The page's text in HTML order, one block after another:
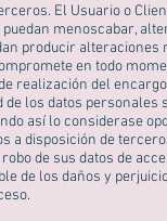
El Usuario o
menoscabar,
producir alteraciones
en todo
realización del
de los datos
así lo considerase
a disposición de
de sus datos de
de los daños y